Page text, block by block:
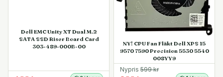
Dell EMC Unity XT Dual M.2
SATA SSD Riser Board Card
303-489-000B-00
NY! CPU Fan Fläkt Dell XPS 15
9570 7590 Precision 5530 5540
008YY9
Nypris 599kr